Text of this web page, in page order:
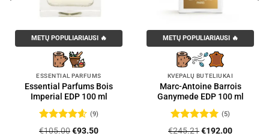
METŲ POPULIARIAUSI 🔥
ESSENTIAL PARFUMS
Essential Parfums Bois
Imperial EDP 100 ml
Įvertinimas:
(9)
€105.00Original
€93.50Current
METŲ POPULIARIAUSI 🔥
KVEPALŲ BUTELIUKAI
Marc-Antoine Barrois
Ganymede EDP 100 ml
Įvertinimas:
(5)
€245.21Original
€192.00Current